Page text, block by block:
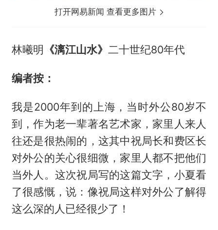
打开网易新闻 查看更多图片
林曦明 《漓江山水》 二十世纪80年代
编者按：
我是2000年到的上海，当时外公80岁不
到，作为老一辈著名艺术家，家里人来人
往还是很热闹的，这其中祝局长和费区长
对外公的关心很细微，家里人都不把他们
当外人。这次祝局写的这篇文字，小夏看
了很感慨，说：像祝局这样对外公了解得
这么深的人已经很少了！